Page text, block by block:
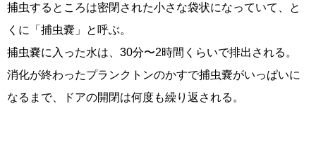
捕虫するところは密閉された小さな袋状になっていて、と
くに「捕虫嚢」と呼ぶ。
捕虫嚢に入った水は、30分〜2時間くらいで排出される。
消化が終わったプランクトンのかすで捕虫嚢がいっぱいに
なるまで、ドアの開閉は何度も繰り返される。